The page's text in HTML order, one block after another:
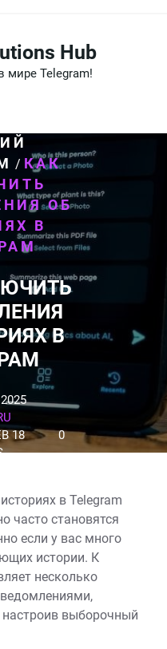
Hub
мире Telegram!
/ КАК
ОБ
В
В
18
0
в Telegram
часто становятся
если у вас много
истории. К
несколько
выборочный